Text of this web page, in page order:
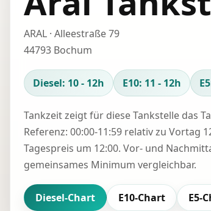
ARAL · Alleestraße 79
44793 Bochum
Diesel: 10 - 12h E10: 11 - 12h
Tankzeit zeigt für diese Tankstelle das
Referenz: 00:00-11:59 relativ zu Vortag
Tagespreis um 12:00. Vor- und
gemeinsames Minimum vergleichbar.
Diesel-Chart E10-Chart E5-